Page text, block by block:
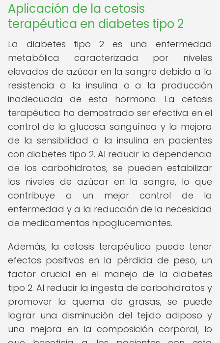
Aplicación de la cetosis
terapéutica en diabetes tipo 2
La diabetes tipo 2 es una enfermedad
metabólica caracterizada por niveles
elevados de azúcar en la sangre debido a la
resistencia a la insulina o a la producción
inadecuada de esta hormona. La cetosis
terapéutica ha demostrado ser efectiva en el
control de la glucosa sanguínea y la mejora
de la sensibilidad a la insulina en pacientes
con diabetes tipo 2. Al reducir la dependencia
de los carbohidratos, se pueden estabilizar
los niveles de azúcar en la sangre, lo que
contribuye a un mejor control de la
enfermedad y a la reducción de la necesidad
de medicamentos hipoglucemiantes.
Además, la cetosis terapéutica puede tener
efectos positivos en la pérdida de peso, un
factor crucial en el manejo de la diabetes
tipo 2. Al reducir la ingesta de carbohidratos y
promover la quema de grasas, se puede
lograr una disminución del tejido adiposo y
una mejora en la composición corporal, lo